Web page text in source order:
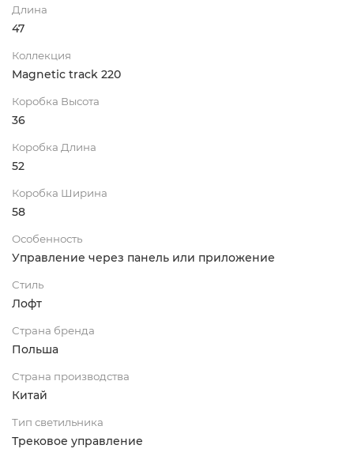
Длина
47
Коллекция
Magnetic track 220
Коробка Высота
36
Коробка Длина
52
Коробка Ширина
58
Особенность
Управление через панель или приложение
Стиль
Лофт
Страна бренда
Польша
Страна производства
Китай
Тип светильника
Трековое управление